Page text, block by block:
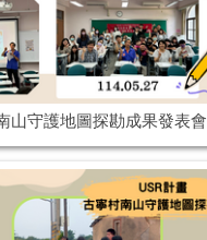
山守護地圖探勘成果發表會